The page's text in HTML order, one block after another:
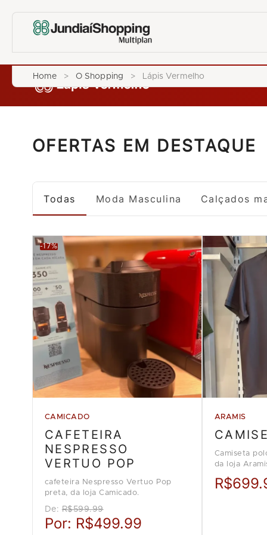
Home > O Shopping > Lápis Vermelho
OFERTAS EM DESTAQUE
Todas Moda Masculina Calçados
-17%
CAMICADO
CAFETEIRA
NESPRESSO
VERTUO POP
cafeteira Nespresso Vertuo Pop
preta, da loja Camicado.
De:R$599.99
Por: R$499.99
ARAMIS
Camiseta
da loja